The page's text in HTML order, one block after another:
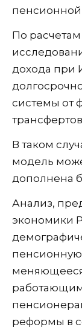
По
дохода при
системы от
В таком
модель
дополнена
Анализ,
экономики
пенсионную
реформы в